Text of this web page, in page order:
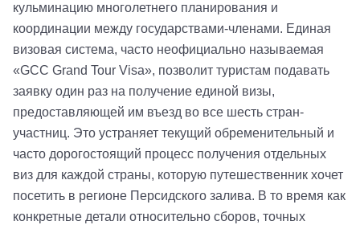
кульминацию многолетнего планирования и
координации между государствами-членами. Единая
визовая система, часто неофициально называемая
«GCC Grand Tour Visa», позволит туристам подавать
заявку один раз на получение единой визы,
предоставляющей им въезд во все шесть стран-
участниц. Это устраняет текущий обременительный и
часто дорогостоящий процесс получения отдельных
виз для каждой страны, которую путешественник хочет
посетить в регионе Персидского залива. В то время как
конкретные детали относительно сборов, точных